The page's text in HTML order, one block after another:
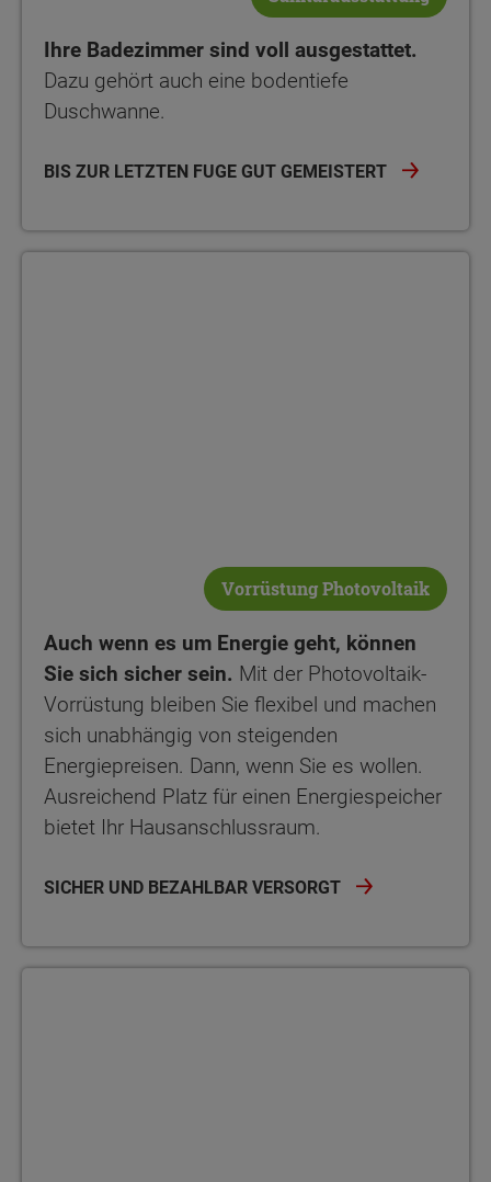
Ihre Badezimmer sind voll ausgestattet.
Dazu gehört auch eine bodentiefe
Duschwanne.
BIS ZUR LETZTEN FUGE GUT GEMEISTERT
Vorrüstung Photovoltaik
Auch wenn es um Energie geht, können
Sie sich sicher sein. Mit der Photovoltaik-
Vorrüstung bleiben Sie flexibel und machen
sich unabhängig von steigenden
Energiepreisen. Dann, wenn Sie es wollen.
Ausreichend Platz für einen Energiespeicher
bietet Ihr Hausanschlussraum.
SICHER UND BEZAHLBAR VERSORGT